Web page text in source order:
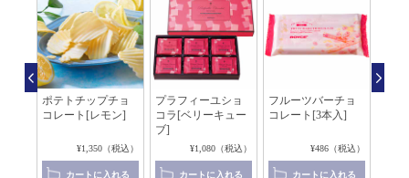
ポテトチップチョ
コレート[レモン]
¥1,350（税込）
カートに入れる
プラフィーユショ
コラ[ベリーキュー
ブ]
¥1,080（税込）
カートに入れる
フルーツバーチョ
コレート[3本入]
¥486（税込）
カートに入れる